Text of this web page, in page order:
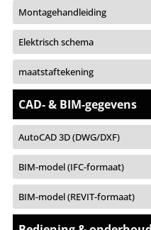
Montagehandleiding
Elektrisch schema
maatstaftekening
CAD- & BIM-gegevens
AutoCAD 3D (DWG/DXF)
BIM-model (IFC-formaat)
BIM-model (REVIT-formaat)